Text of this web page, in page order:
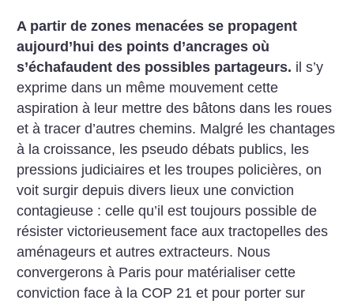
A partir de zones menacées se propagent
aujourd’hui des points d’ancrages où
s’échafaudent des possibles partageurs. il s’y
exprime dans un même mouvement cette
aspiration à leur mettre des bâtons dans les roues
et à tracer d’autres chemins. Malgré les chantages
à la croissance, les pseudo débats publics, les
pressions judiciaires et les troupes policières, on
voit surgir depuis divers lieux une conviction
contagieuse : celle qu’il est toujours possible de
résister victorieusement face aux tractopelles des
aménageurs et autres extracteurs. Nous
convergerons à Paris pour matérialiser cette
conviction face à la COP 21 et pour porter sur